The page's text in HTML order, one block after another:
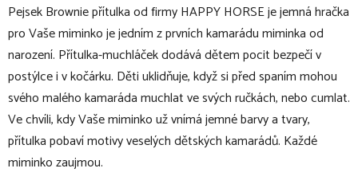
Pejsek Brownie přítulka od firmy HAPPY HORSE je jemná hračka
pro Vaše miminko je jedním z prvních kamarádu miminka od
narození. Přítulka-muchláček dodává dětem pocit bezpečí v
postýlce i v kočárku. Děti uklidňuje, když si před spaním mohou
svého malého kamaráda muchlat ve svých ručkách, nebo cumlat.
Ve chvíli, kdy Vaše miminko už vnímá jemné barvy a tvary,
přítulka pobaví motivy veselých dětských kamarádů. Každé
miminko zaujmou.